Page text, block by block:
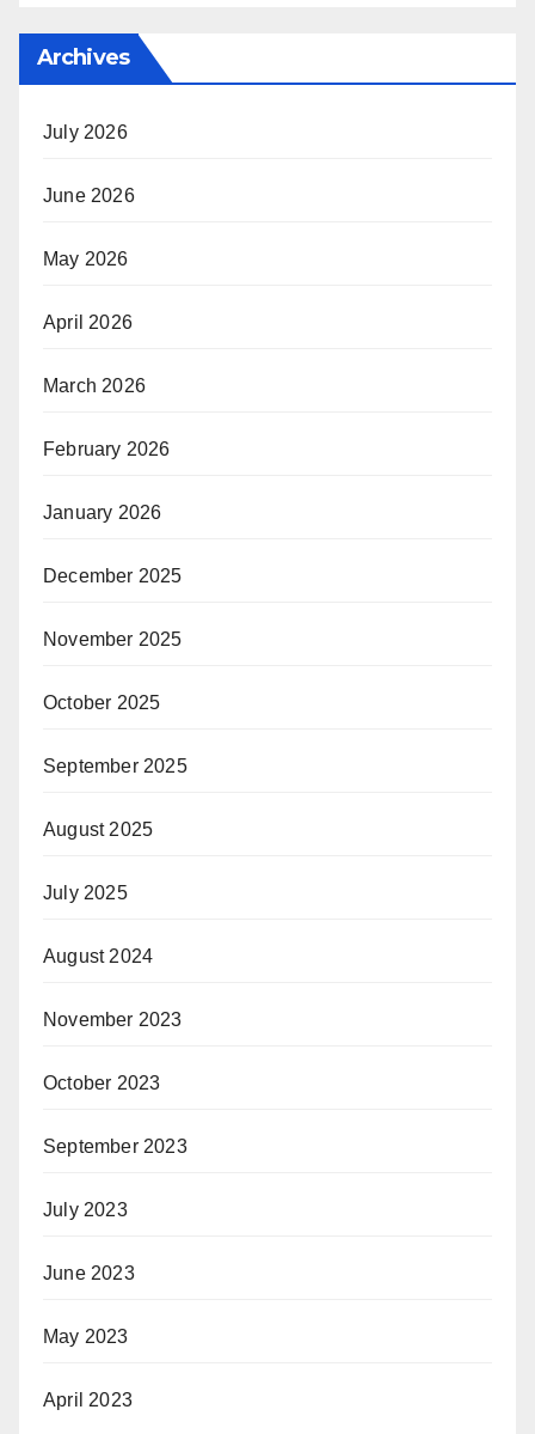
Archives
July 2026
June 2026
May 2026
April 2026
March 2026
February 2026
January 2026
December 2025
November 2025
October 2025
September 2025
August 2025
July 2025
August 2024
November 2023
October 2023
September 2023
July 2023
June 2023
May 2023
April 2023